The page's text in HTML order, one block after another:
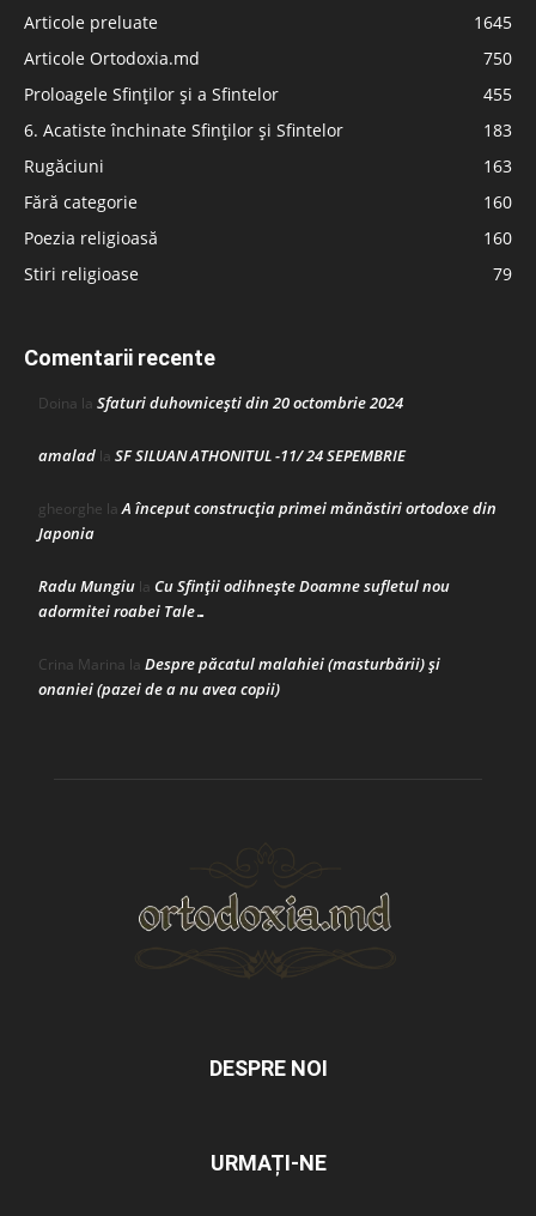
Articole preluate
1645
Articole Ortodoxia.md
750
Proloagele Sfinților și a Sfintelor
455
6. Acatiste închinate Sfinților și Sfintelor
183
Rugăciuni
163
Fără categorie
160
Poezia religioasă
160
Stiri religioase
79
Comentarii recente
Doina la Sfaturi duhovnicești din 20 octombrie 2024
amalad la SF SILUAN ATHONITUL -11/ 24 SEPEMBRIE
gheorghe laA început construcţia primei mănăstiri ortodoxe din
Japonia
Radu Mungiu la Cu Sfinții odihnește Doamne sufletul nou
adormitei roabei Tale…
Crina Marina la Despre păcatul malahiei (masturbării) şi
onaniei (pazei de a nu avea copii)
DESPRE NOI
URMAȚI-NE